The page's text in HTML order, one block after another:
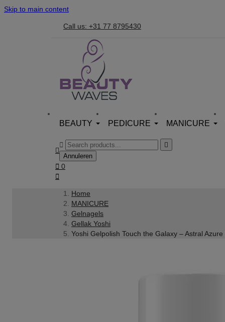
Skip to main content
Call us: +31 77 8795430
BEAUTY PEDICURE MANICURE



Annuleren
 0

Home
MANICURE
Gelnagels
Gellak Yoshi
Yoshi Gelpolish Touch the Galaxy – Astral